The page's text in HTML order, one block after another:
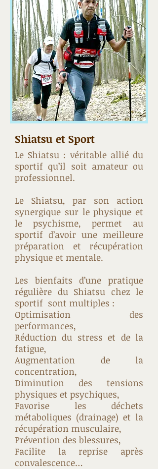
Shiatsu et Sport
Le Shiatsu : véritable allié du
sportif qu’il soit amateur ou
professionnel.
Le Shiatsu, par son action
synergique sur le physique et
le psychisme, permet au
sportif d’avoir une meilleure
préparation et récupération
physique et mentale.
Les bienfaits d’une pratique
régulière du Shiatsu chez le
sportif sont multiples :
Optimisation des
performances,
Réduction du stress et de la
fatigue,
Augmentation de la
concentration,
Diminution des tensions
physiques et psychiques,
Favorise les déchets
métaboliques (drainage) et la
récupération musculaire,
Prévention des blessures,
Facilite la reprise après
convalescence…